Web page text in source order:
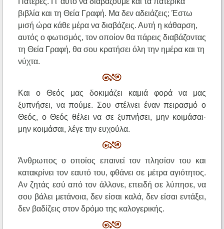
βιβλία και τη Θεία Γραφή. Μα δεν αδειάζεις; Έστω
μισή ώρα κάθε μέρα να διαβάζεις. Αυτή η κάθαρση,
αυτός ο φωτισμός, τον οποίον θα πάρεις διαβάζοντας
τη Θεία Γραφή, θα σου κρατήσει όλη την ημέρα και τη
νύχτα.
Και ο Θεός μας δοκιμάζει καμιά φορά να μας
ξυπνήσει, να πούμε. Σου στέλνει έναν πειρασμό ο
Θεός, ο Θεός θέλει να σε ξυπνήσει, μην κοιμάσαι·
μην κοιμάσαι, λέγε την ευχούλα.
Άνθρωπος ο οποίος επαινεί τον πλησίον του και
κατακρίνει τον εαυτό του, φθάνει σε μέτρα αγιότητος.
Αν ζητάς εσύ από τον άλλονε, επειδή σε λύπησε, να
σου βάλει μετάνοια, δεν είσαι καλά, δεν είσαι εντάξει,
δεν βαδίζεις στον δρόμο της καλογερικής.